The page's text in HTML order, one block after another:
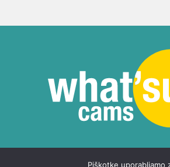
Piškotke